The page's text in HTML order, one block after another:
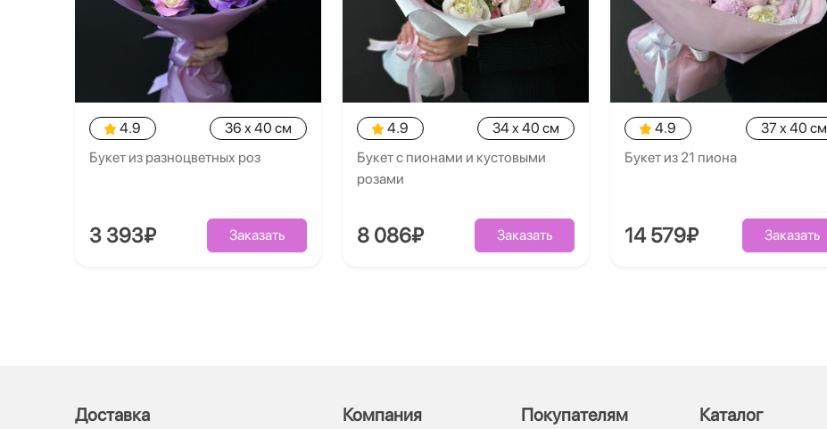
4.9
36 x 40 см
Букет из разноцветных роз
3 393₽ Заказать
4.9
34 x 40 см
Букет с пионами и кустовыми
розами
8 086₽ Заказать
4.9
37 x 40 см
Букет из 21 пиона
14 579₽ Заказать
Доставка Компания Покупателям Каталог